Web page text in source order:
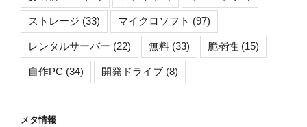
ストレージ (33) マイクロソフト (97)
レンタルサーバー (22) 無料 (33) 脆弱性 (15)
自作PC (34) 開発ドライブ (8)
メタ情報